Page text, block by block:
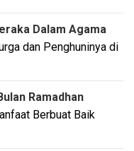
Dalam Agama
dan Penghuninya di
Ramadhan
Berbuat Baik